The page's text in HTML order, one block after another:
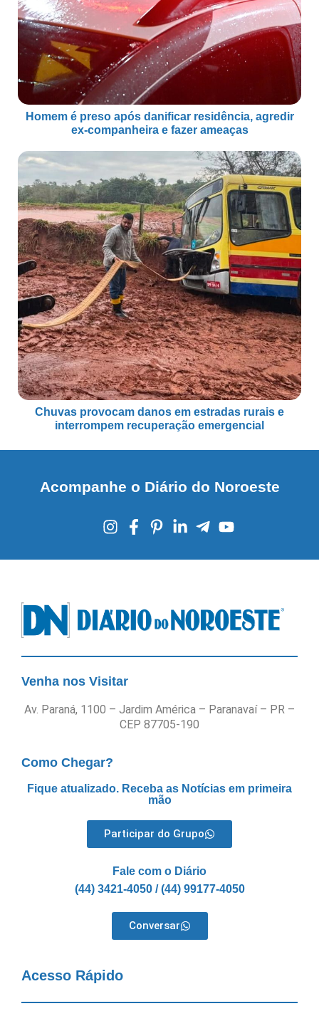
Homem é preso após danificar residência, agredir
ex-companheira e fazer ameaças
Chuvas provocam danos em estradas rurais e
interrompem recuperação emergencial
Acompanhe o Diário do Noroeste
Venha nos Visitar
Av. Paraná, 1100 – Jardim América – Paranavaí – PR –
CEP 87705-190
Como Chegar?
Fique atualizado. Receba as Notícias em primeira
mão
Participar do Grupo
Fale com o Diário
(44) 3421-4050 / (44) 99177-4050
Conversar
Acesso Rápido